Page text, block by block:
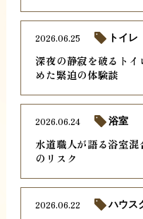
深夜の静寂を破るト
めた緊迫の体験談
2026.06.25 トイレ
水道職人が語る浴室
のリスク
2026.06.24 浴室
2026.06.22 ハウス